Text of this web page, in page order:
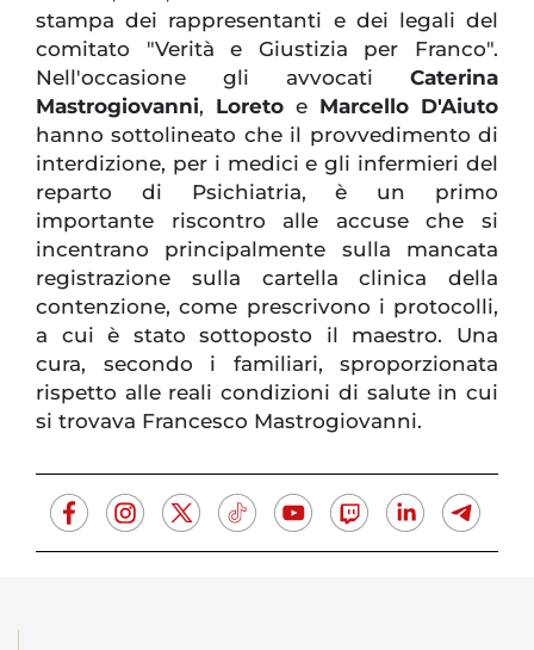
stampa dei rappresentanti e dei legali del
comitato "Verità e Giustizia per Franco".
Nell'occasione gli avvocati Caterina
Mastrogiovanni, Loreto e Marcello D'Aiuto
hanno sottolineato che il provvedimento di
interdizione, per i medici e gli infermieri del
reparto di Psichiatria, è un primo
importante riscontro alle accuse che si
incentrano principalmente sulla mancata
registrazione sulla cartella clinica della
contenzione, come prescrivono i protocolli,
a cui è stato sottoposto il maestro. Una
cura, secondo i familiari, sproporzionata
rispetto alle reali condizioni di salute in cui
si trovava Francesco Mastrogiovanni.